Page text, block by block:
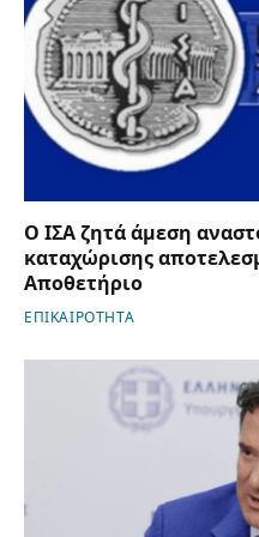
Ο ΙΣΑ ζητά άμεση
καταχώρισης
Αποθετήριο
ΕΠΙΚΑΙΡΟΤΗΤΑ